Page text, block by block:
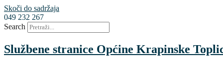
Skoči do sadržaja
049 232 267
Search
Službene stranice Općine Krapinske